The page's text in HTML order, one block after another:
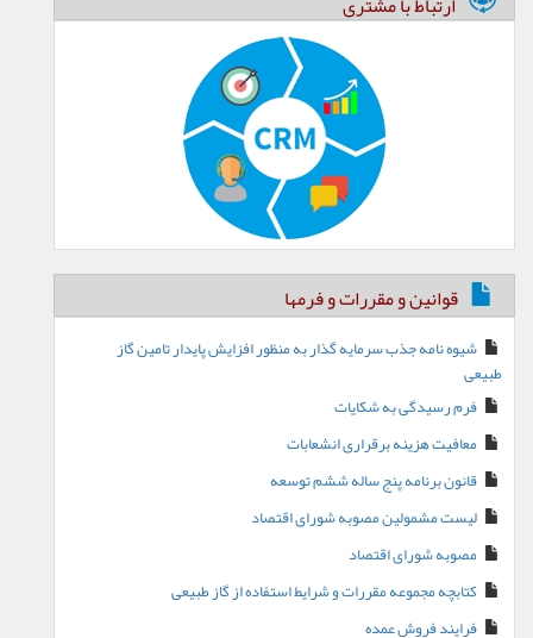
قوانین و مقررات و فرمها
شیوه نامه جذب سرمایه گذار به منظور افزایش پایدار تامین گاز
طبیعی
فرم رسیدگی به شکایات
معافیت هزینه برقراری انشعابات
قانون برنامه پنج ساله ششم توسعه
لیست مشمولین مصوبه شورای اقتصاد
مصوبه شورای اقتصاد
کتابچه مجموعه مقررات و شرایط استفاده از گاز طبیعی
فرایند فروش عمده